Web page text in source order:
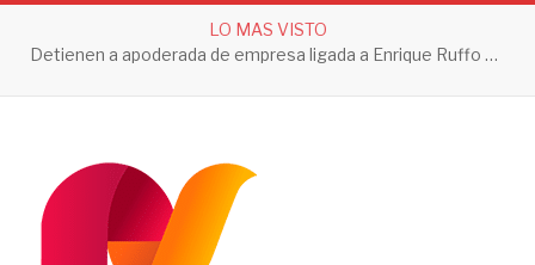
LO MAS VISTO
Detienen a apoderada de empresa ligada a Enrique Ruffo por investigación de Huachicol Fiscal